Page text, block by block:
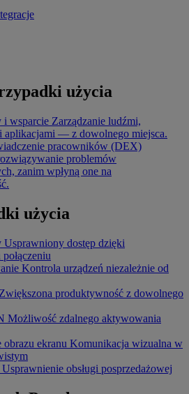
użycia
i wsparcie Zarządzanie ludźmi,
aplikacjami — z dowolnego miejsca.
pracowników (DEX)
problemów
zanim wpłyną one na
użycia
Usprawniony dostęp dzięki
Kontrola urządzeń niezależnie od
Zwiększona produktywność z dowolnego
Możliwość zdalnego aktywowania
obrazu ekranu Komunikacja wizualna w
Usprawnienie obsługi posprzedażowej